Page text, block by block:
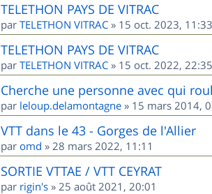
TELETHON PAYS DE VITRAC
par TELETHON VITRAC » 15 oct. 2023, 11:33
TELETHON PAYS DE VITRAC
par TELETHON VITRAC » 15 oct. 2022, 22:35
Cherche une personne avec qui
par leloup.delamontagne » 15 mars 2014,
VTT dans le 43 - Gorges de l'Allier
par omd » 28 mars 2022, 11:11
SORTIE VTTAE / VTT CEYRAT
par rigin's » 25 août 2021, 20:01